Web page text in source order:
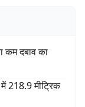
कम दबाव का
में 218.9 मीट्रिक